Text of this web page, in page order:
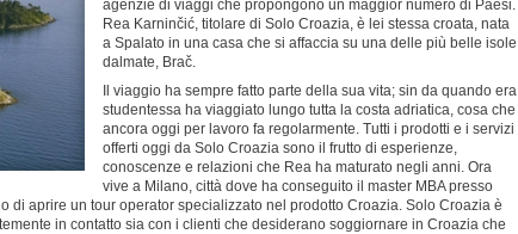
agenzie di viaggi che propongono un maggior numero di Paesi.
Rea Karninčić, titolare di Solo Croazia, è lei stessa croata, nata
a Spalato in una casa che si affaccia su una delle più belle isole
dalmate, Brač.
Il viaggio ha sempre fatto parte della sua vita; sin da quando era
studentessa ha viaggiato lungo tutta la costa adriatica, cosa che
ancora oggi per lavoro fa regolarmente. Tutti i prodotti e i servizi
offerti oggi da Solo Croazia sono il frutto di esperienze,
conoscenze e relazioni che Rea ha maturato negli anni. Ora
vive a Milano, città dove ha conseguito il master MBA presso
di aprire un tour operator specializzato nel prodotto Croazia. Solo Croazia è
in contatto sia con i clienti che desiderano soggiornare in Croazia che